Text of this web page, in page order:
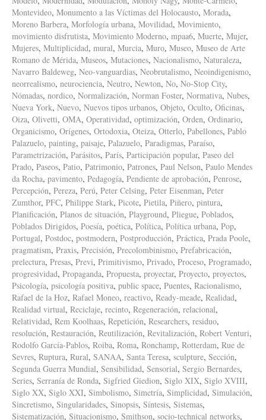
Montevideo, Monumento a las Víctimas del Holocausto, Morada,
Moreno Barbera, Morfología urbana, Movilidad, Movimiento,
movimiento disfrutista, Movimiento Moderno, mpaa6, Muerte, Mujer,
Mujeres, Multiplicidad, mural, Murcia, Muro, Museo, Museo de Arte
Romano de Mérida, Museos, Mutaciones, Nacionalismo, Naturaleza,
Navarro Baldeweg, Neo-vanguardias, Neobrutalismo, Neoindigenismo,
neorrealismo, neurociencia, Neutro, Newton, No, No-Stop City,
Nómadas, nordico, Normalización, Norman Foster, Normativa, Nubes,
Nueva York, Nuevo, Nuevos tipos urbanos, Objeto, Oculto, Oficinas,
Oiza, Olivetti, OMA, Operatividad, optimización, Orden, Ordinario,
Organicismo, Orígenes, Ortodoxia, Oteiza, Otterlo, Pabellones, Pablo
Palazuelo, painting, paisaje, Palazuelo, Paradigmas, Paraíso,
Parametrización, Parásitos, París, Participación popular, Paseo del
Prado, Paseos, Patio, Patrimonio, Patrones, Paul Nelson, Paulo Mendes
da Rocha, pavimento, Pedagogía, Pendiente de aprobación, Penrose,
Percepción, Pereza, Perú, Peter Celsing, Peter Eisenman, Peter
Zumthor, PFC, Philippe Stark, Picote, Pietila, Piñero, pintura,
Planificación, Planos de situación, Playground, Pliegue, Poblados,
Poblados Dirigidos, Poesía, poética, Política, Política urbana, Pop,
Portugal, Postdoc, postmodern, Postproducción, Práctica, Prada Poole,
pragmatism, Praxis, Precisión, Precolombinismo, Prefabricación,
prelectura, Presas, Previ, Primitivismo, Privado, Proceso, Programado,
progresividad, Propaganda, Propuesta, proyectar, Proyecto, proyectos,
Psicología, psicología positiva, public space, Puentes, Racionalismo,
Rafael de la Hoz, Rafael Moneo, reactivo, Ready-meade, Realidad,
Realidad virtual, Reciclaje, recinto, Regeneración, relacional,
Relatividad, Rem Koolhaas, Repetición, Researchers, residuo,
resolución, Restauración, Reutilización, Revitalización, Robert Venturi,
Rodolfo García-Pablos, Roiba, Roma, Ronchamp, Rotterdam, Rue de
Sevres, Ruptura, Rural, SANAA, Santa Teresa, sculpture, Sección,
Segunda Guerra Mundial, Sensibilidad, Sensorial, Sergio Bernardes,
Series, Serranía de Ronda, Sigfried Giedion, Siglo XIX, Siglo XVIII,
Siglo XX, Siglo XXI, Simbolismo, Simetría, Simplicidad, Simulación,
Sincretismo, Singularidades, Sinopsis, Síntesis, Sistemas,
Sistematización, Situacionismo, Smithson, socio-technical networks,